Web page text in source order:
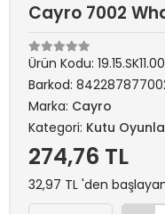
Cayro 7002
Ürün Kodu:
Barkod:
Marka: Cayro
Kategori: Kutu
274,76 TL
32,97 TL 'den